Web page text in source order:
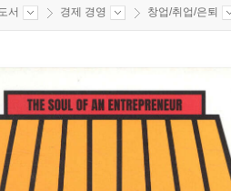
서 경제 경영 창업/취업/은퇴